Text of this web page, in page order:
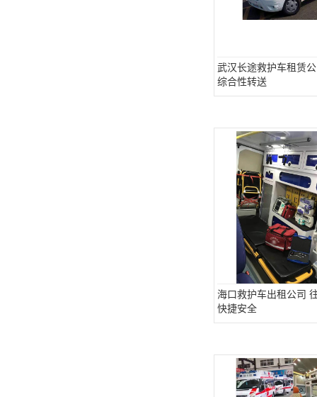
武汉长途救护车租赁
综合性转送
海口救护车出租公司
快捷安全